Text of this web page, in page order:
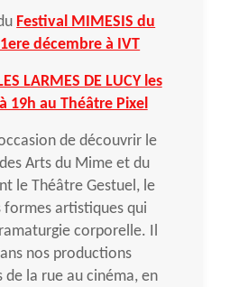
Festival MIMESIS du
décembre à IVT
LARMES DE LUCY les
19h au Théâtre Pixel
de découvrir le
Arts du Mime et du
le Théâtre Gestuel, le
artistiques qui
corporelle. Il
nos productions
la rue au cinéma, en